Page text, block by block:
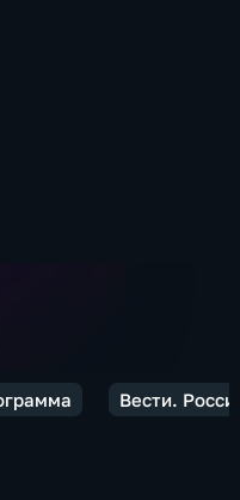
Вести.